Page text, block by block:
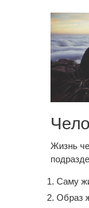
Жизнь
Саму
Образ